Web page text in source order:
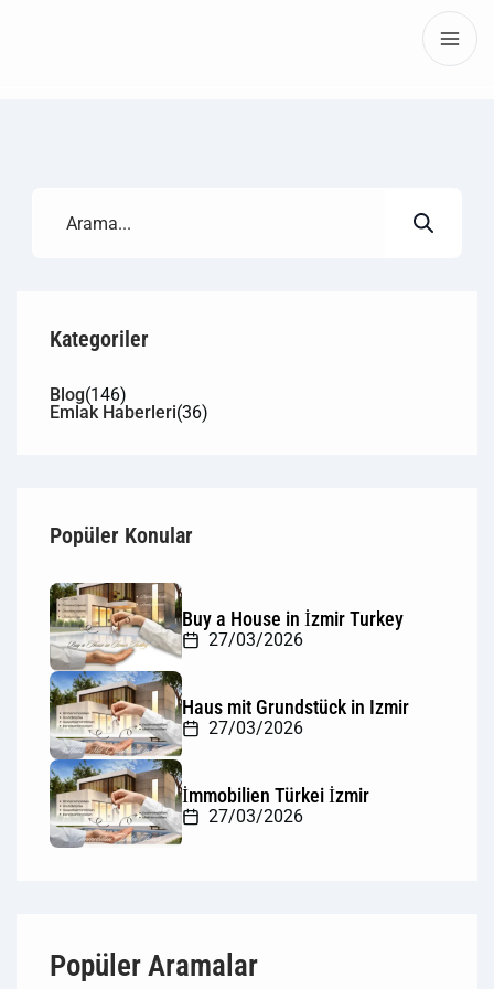
Kategoriler
Blog(146)
Emlak Haberleri(36)
Popüler Konular
Buy a House in İzmir Turkey
27/03/2026
Haus mit Grundstück in Izmir
27/03/2026
İmmobilien Türkei İzmir
27/03/2026
Popüler Aramalar